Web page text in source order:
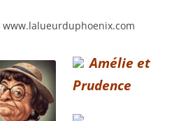
www.lalueurduphoenix.com
Amélie et
Prudence